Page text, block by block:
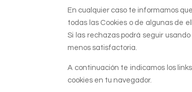
En cualquier caso te informamos
todas las Cookies o de algunas de
Si las rechazas podrá seguir
menos satisfactoria.
A continuación te indicamos los
cookies en tu navegador.